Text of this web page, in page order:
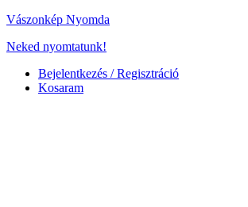
Vászonkép Nyomda
Neked nyomtatunk!
Bejelentkezés / Regisztráció
Kosaram